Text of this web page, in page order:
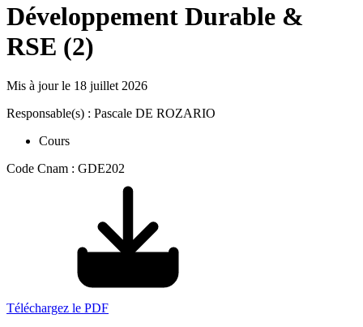
Développement Durable &
RSE (2)
Mis à jour le 18 juillet 2026
Responsable(s) : Pascale DE ROZARIO
Cours
Code Cnam : GDE202
Téléchargez le PDF